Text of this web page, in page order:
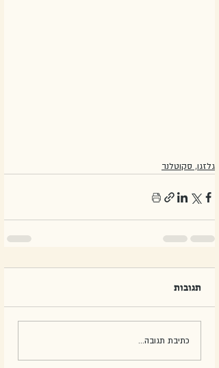
גלזגו, סקוטלנד
תגובות
כתיבת תגובה...